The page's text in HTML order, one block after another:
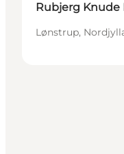
Rubjerg Knude
Lønstrup,